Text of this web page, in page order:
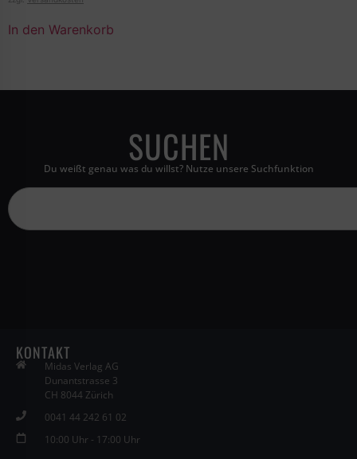
In den Warenkorb
SUCHEN
Du weißt genau was du willst? Nutze unsere Suchfunktion
KONTAKT
Midas Verlag AG
Dunantstrasse 3
CH 8044 Zürich
0041 44 242 61 02
10:00 Uhr - 17:00 Uhr